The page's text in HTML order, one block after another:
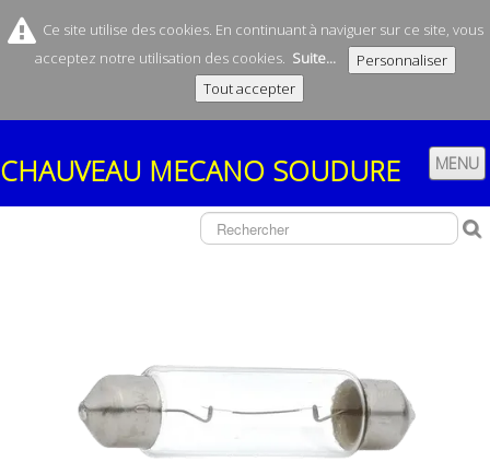
Ce site utilise des cookies. En continuant à naviguer sur ce site, vous
acceptez notre utilisation des cookies. Suite...
Personnaliser
Tout accepter
CHAUVEAU MECANO SOUDURE MENU
NOS FABRICATIONS▼